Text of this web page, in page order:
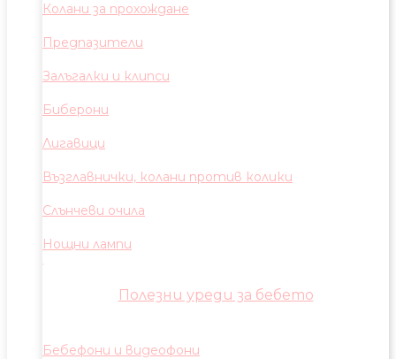
Колани за прохождане
Предпазители
Залъгалки и клипси
Биберони
Лигавици
Възглавнички, колани против колики
Слънчеви очила
Нощни лампи
Полезни уреди за бебето
Бебефони и видеофони